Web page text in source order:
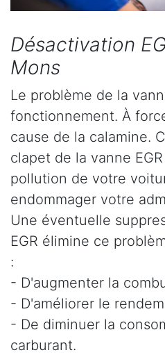
Désactivation
Mons
Le problème de la
fonctionnement. À
cause de la calamine.
clapet de la vanne
pollution de votre
endommager votre
Une éventuelle
EGR élimine ce
:
- D'augmenter la
- D'améliorer le
- De diminuer la
carburant.